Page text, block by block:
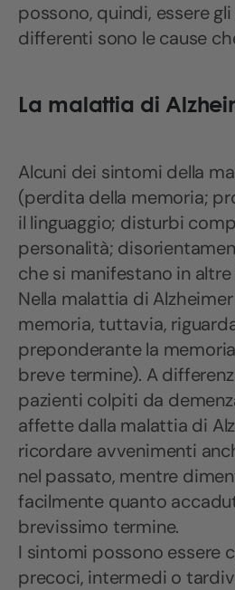
possono, quindi, essere
differenti sono le cause
La malattia di
Alcuni dei sintomi della
(perdita della memoria;
il linguaggio; disturbi
personalità;
che si manifestano in
Nella malattia di
memoria, tuttavia,
preponderante la
breve termine). A
pazienti colpiti da
affette dalla malattia di
ricordare avvenimenti
nel passato, mentre
facilmente quanto
brevissimo termine.
I sintomi possono essere
precoci, intermedi o